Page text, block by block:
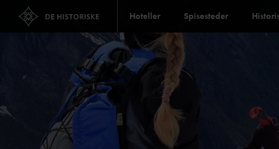
Hoteller Spisesteder